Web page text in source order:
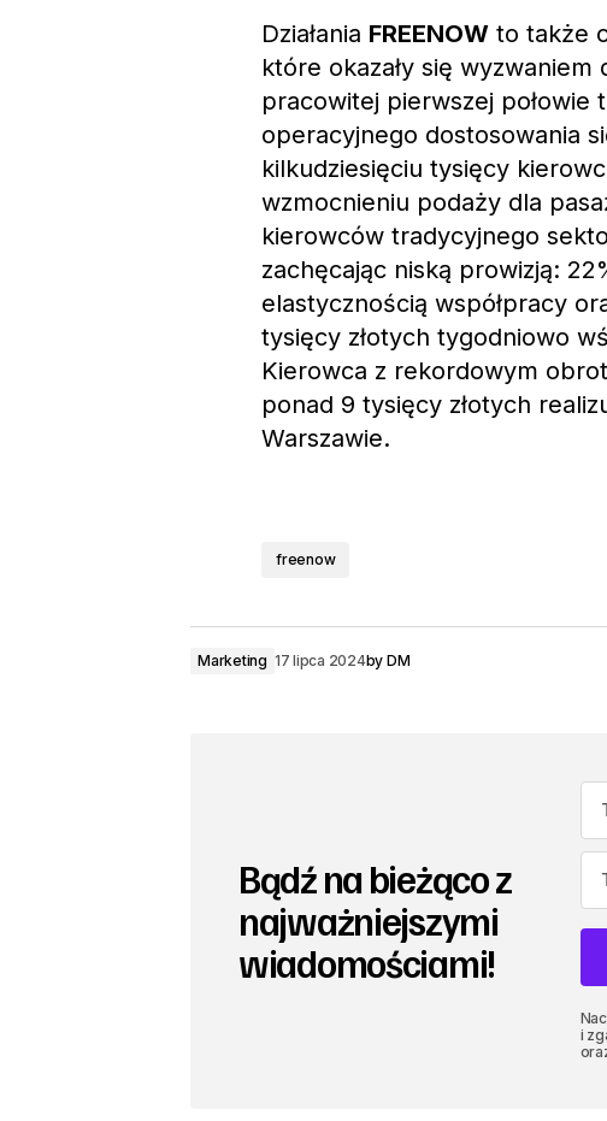
Działania FREENOW to także
które okazały się
pracowitej pierwszej połowie
operacyjnego dostosowania
kilkudziesięciu tysięcy
wzmocnieniu podaży dla
kierowców tradycyjnego
zachęcając niską prowizją:
elastycznością współpracy
tysięcy złotych tygodniowo
Kierowca z rekordowym
ponad 9 tysięcy złotych
Warszawie.
freenow
Marketing 17 lipca 2024by DM
Bądź na bieżąco z
najważniejszymi
wiadomościami!
i